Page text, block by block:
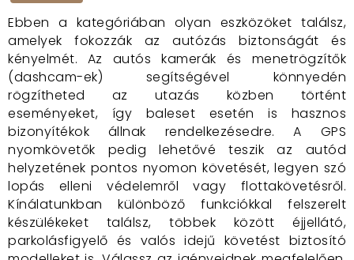
Ebben a kategóriában olyan eszközöket találsz,
amelyek fokozzák az autózás biztonságát és
kényelmét. Az autós kamerák és menetrögzítők
(dashcam-ek) segítségével könnyedén
rögzítheted az utazás közben történt
eseményeket, így baleset esetén is hasznos
bizonyítékok állnak rendelkezésedre. A GPS
nyomkövetők pedig lehetővé teszik az autód
helyzetének pontos nyomon követését, legyen szó
lopás elleni védelemről vagy flottakövetésről.
Kínálatunkban különböző funkciókkal felszerelt
készülékeket találsz, többek között éjjellátó,
parkolásfigyelő és valós idejű követést biztosító